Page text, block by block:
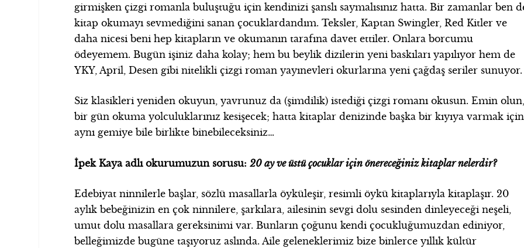
girmişken çizgi romanla buluştuğu için kendinizi şanslı saymalısınız hatta. Bir zamanlar ben
kitap okumayı sevmediğini sanan çocuklardandım. Teksler, Kaptan Swingler, Red Kitler ve
daha nicesi beni hep kitapların ve okumanın tarafına davet ettiler. Onlara borcumu
ödeyemem. Bugün işiniz daha kolay; hem bu beylik dizilerin yeni baskıları yapılıyor hem de
YKY, April, Desen gibi nitelikli çizgi roman yayınevleri okurlarına yeni çağdaş seriler sunuyor.
Siz klasikleri yeniden okuyun, yavrunuz da (şimdilik) istediği çizgi romanı okusun. Emin
bir gün okuma yolculuklarınız kesişecek; hatta kitaplar denizinde başka bir kıyıya varmak için
aynı gemiye bile birlikte binebileceksiniz…
İpek Kaya adlı okurumuzun sorusu:20 ay ve üstü çocuklar için önereceğiniz kitaplar nelerdir?
Edebiyat ninnilerle başlar, sözlü masallarla öyküleşir, resimli öykü kitaplarıyla kitaplaşır. 20
aylık bebeğinizin en çok ninnilere, şarkılara, ailesinin sevgi dolu sesinden dinleyeceği neşeli,
umut dolu masallara gereksinimi var. Bunların çoğunu kendi çocukluğumuzdan ediniyor,
belleğimizde bugüne taşıyoruz aslında. Aile geleneklerimiz bize binlerce yıllık kültür